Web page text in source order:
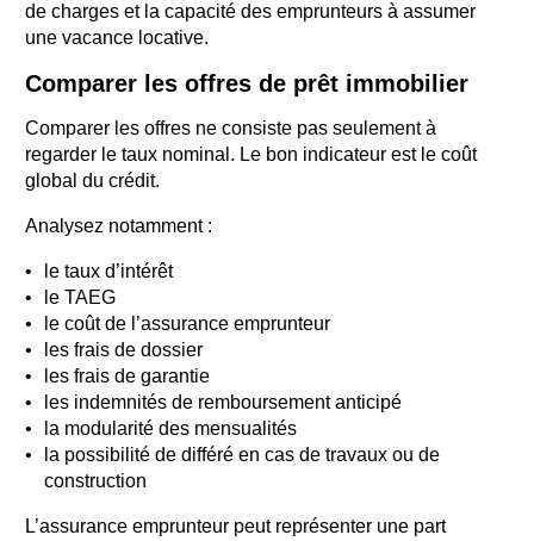
de charges et la capacité des emprunteurs à assumer
une vacance locative.
Comparer les offres de prêt immobilier
Comparer les offres ne consiste pas seulement à
regarder le taux nominal. Le bon indicateur est le coût
global du crédit.
Analysez notamment :
le taux d’intérêt
le TAEG
le coût de l’assurance emprunteur
les frais de dossier
les frais de garantie
les indemnités de remboursement anticipé
la modularité des mensualités
la possibilité de différé en cas de travaux ou de
construction
L’assurance emprunteur peut représenter une part